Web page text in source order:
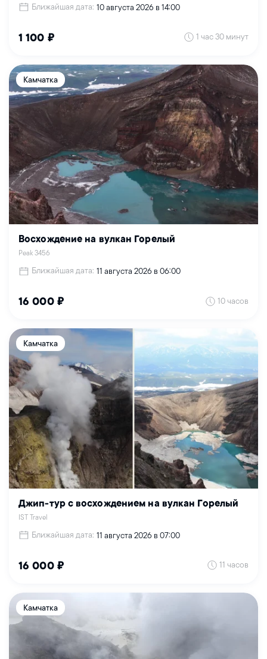
Ближайшая дата: 10 августа 2026 в 14:00
1 100 ₽ 1 час 30 минут
Камчатка
Восхождение на вулкан Горелый
Peak 3456
Ближайшая дата: 11 августа 2026 в 06:00
16 000 ₽ 10 часов
Камчатка
Джип-тур с восхождением на вулкан Горелый
IST Travel
Ближайшая дата: 11 августа 2026 в 07:00
16 000 ₽ 11 часов
Камчатка